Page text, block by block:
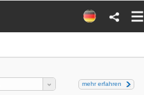
mehr erfahren